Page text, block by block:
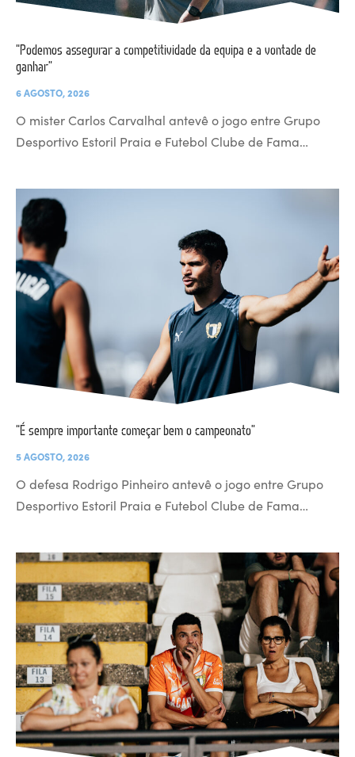
“Podemos assegurar a competitividade da equipa e a vontade de
ganhar”
6 AGOSTO, 2026
O mister Carlos Carvalhal antevê o jogo entre Grupo
Desportivo Estoril Praia e Futebol Clube de Fama…
“É sempre importante começar bem o campeonato”
5 AGOSTO, 2026
O defesa Rodrigo Pinheiro antevê o jogo entre Grupo
Desportivo Estoril Praia e Futebol Clube de Fama…